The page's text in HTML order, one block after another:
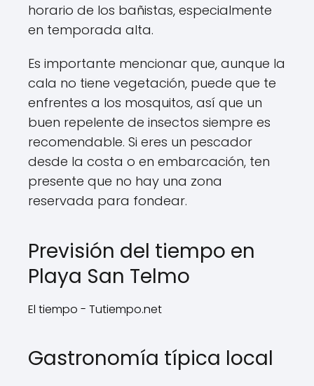
horario de los bañistas, especialmente
en temporada alta.
Es importante mencionar que, aunque la
cala no tiene vegetación, puede que te
enfrentes a los mosquitos, así que un
buen repelente de insectos siempre es
recomendable. Si eres un pescador
desde la costa o en embarcación, ten
presente que no hay una zona
reservada para fondear.
Previsión del tiempo en
Playa San Telmo
El tiempo - Tutiempo.net
Gastronomía típica local